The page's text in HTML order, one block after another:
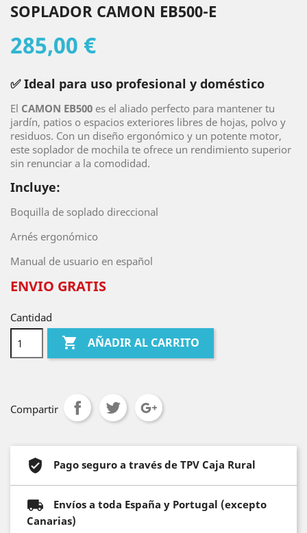
SOPLADOR CAMON EB500-E
285,00 €
✅ Ideal para uso profesional y doméstico
El CAMON EB500 es el aliado perfecto para mantener tu
jardín, patios o espacios exteriores libres de hojas, polvo y
residuos. Con un diseño ergonómico y un potente motor,
este soplador de mochila te ofrece un rendimiento superior
sin renunciar a la comodidad.
Incluye:
Boquilla de soplado direccional
Arnés ergonómico
Manual de usuario en español
ENVIO GRATIS
Cantidad
 AÑADIR AL CARRITO
Compartir
Pago seguro a través de TPV Caja Rural
Envíos a toda España y Portugal (excepto
Canarias)